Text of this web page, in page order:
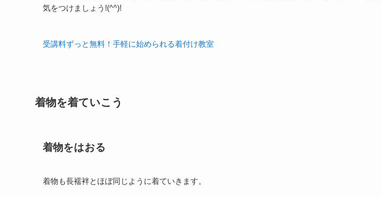
気をつけましょう!(^^)!
受講料ずっと無料！手軽に始められる着付け教室
着物を着ていこう
着物をはおる
着物も長襦袢とほぼ同じように着ていきます。